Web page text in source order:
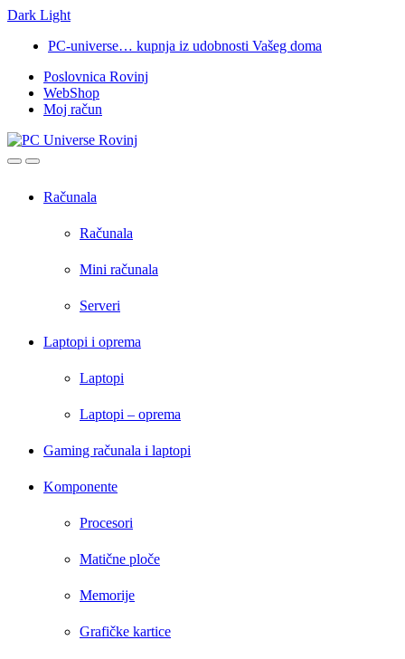
Dark Light
navigation
content
PC-universe… kupnja iz udobnosti Vašeg doma
Poslovnica Rovinj
WebShop
Moj račun
OpenClose
Računala
Računala
Mini računala
Serveri
Laptopi i oprema
Laptopi
Laptopi – oprema
Gaming računala i laptopi
Komponente
Procesori
Matične ploče
Memorije
Grafičke kartice